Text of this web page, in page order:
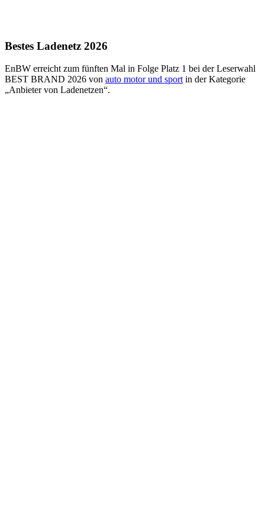
Bestes Ladenetz 2026
EnBW erreicht zum fünften Mal in Folge Platz 1 bei der Leserwahl
BEST BRAND 2026 von auto motor und sport in der Kategorie
„Anbieter von Ladenetzen“.